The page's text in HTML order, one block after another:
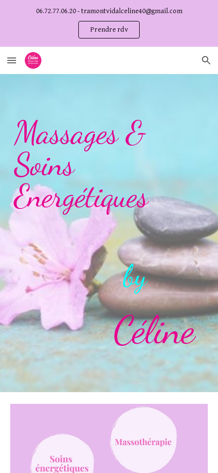
06.72.77.06.20 - tramontvidalceline40@gmail.com
Prendre rdv
Massages &
Soins
Energétiques
by
Céline